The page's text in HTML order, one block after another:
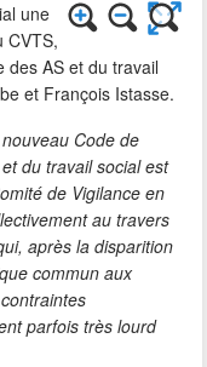
une
CVTS,
des AS et du travail
et François Istasse.
Code de
du travail social est
de Vigilance en
au travers
après la disparition
commun aux
parfois très lourd